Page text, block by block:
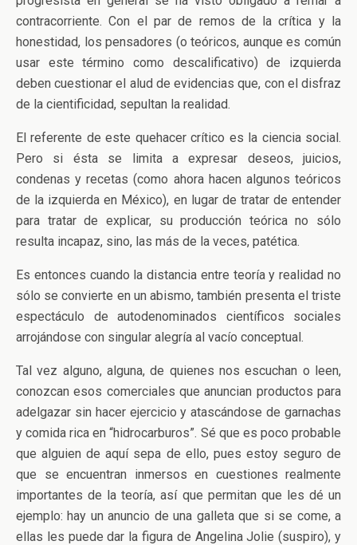
contracorriente. Con el par de remos de la crítica y la
honestidad, los pensadores (o teóricos, aunque es común
usar este término como descalificativo) de izquierda
deben cuestionar el alud de evidencias que, con el disfraz
de la cientificidad, sepultan la realidad.
El referente de este quehacer crítico es la ciencia social.
Pero si ésta se limita a expresar deseos, juicios,
condenas y recetas (como ahora hacen algunos teóricos
de la izquierda en México), en lugar de tratar de entender
para tratar de explicar, su producción teórica no sólo
resulta incapaz, sino, las más de la veces, patética.
Es entonces cuando la distancia entre teoría y realidad no
sólo se convierte en un abismo, también presenta el triste
espectáculo de autodenominados científicos sociales
arrojándose con singular alegría al vacío conceptual.
Tal vez alguno, alguna, de quienes nos escuchan o leen,
conozcan esos comerciales que anuncian productos para
adelgazar sin hacer ejercicio y atascándose de garnachas
y comida rica en “hidrocarburos”. Sé que es poco probable
que alguien de aquí sepa de ello, pues estoy seguro de
que se encuentran inmersos en cuestiones realmente
importantes de la teoría, así que permitan que les dé un
ejemplo: hay un anuncio de una galleta que si se come, a
ellas les puede dar la figura de Angelina Jolie (suspiro), y